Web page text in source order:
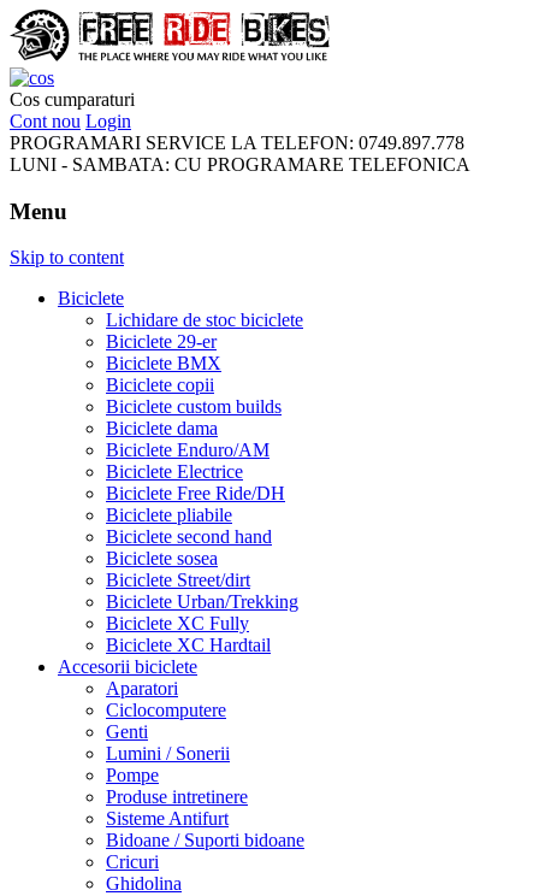
FreeRideBikes
Cos cumparaturi
Cont nou Login
PROGRAMARI SERVICE LA TELEFON: 0749.897.778
LUNI - SAMBATA: CU PROGRAMARE TELEFONICA
Menu
Skip to content
Biciclete
Lichidare de stoc biciclete
Biciclete 29-er
Biciclete BMX
Biciclete copii
Biciclete custom builds
Biciclete dama
Biciclete Enduro/AM
Biciclete Electrice
Biciclete Free Ride/DH
Biciclete pliabile
Biciclete second hand
Biciclete sosea
Biciclete Street/dirt
Biciclete Urban/Trekking
Biciclete XC Fully
Biciclete XC Hardtail
Accesorii biciclete
Aparatori
Ciclocomputere
Genti
Lumini / Sonerii
Pompe
Produse intretinere
Sisteme Antifurt
Bidoane / Suporti bidoane
Cricuri
Ghidolina